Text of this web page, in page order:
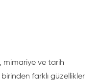
mimariye ve tarih
farklı güzellikler